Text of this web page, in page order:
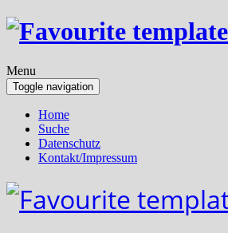
Menu
Toggle navigation
Home
Suche
Datenschutz
Kontakt/Impressum